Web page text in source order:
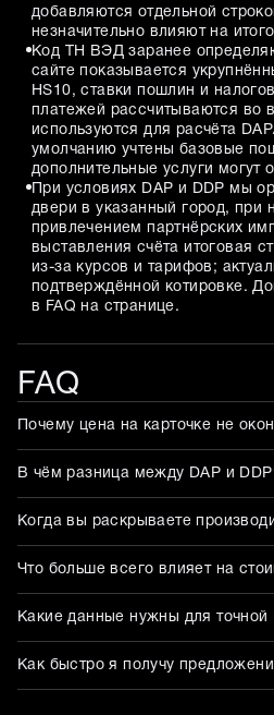
добавляются отдельной
незначительно влияют на
Код ТН ВЭД заранее
сайте показывается
HS10, ставки пошлин и
платежей рассчитываются во
используются для расчёта
умолчанию учтены базовые
дополнительные услуги могут
При условиях DAP и DDP мы
двери в указанный город, при
привлечением партнёрских
выставления счёта итоговая
из-за курсов и тарифов;
подтверждённой котировке.
в FAQ на странице.
FAQ
Почему цена на карточке не
В чём разница между DAP и
Когда вы раскрываете
Что больше всего влияет на
Какие данные нужны для точной
Как быстро я получу